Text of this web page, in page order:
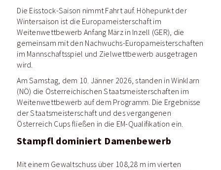
Die Eisstock-Saison nimmt Fahrt auf. Höhepunkt der
Wintersaison ist die Europameisterschaft im
Weitenwettbewerb Anfang März in Inzell (GER), die
gemeinsam mit den Nachwuchs-Europameisterschaften
im Mannschaftsspiel und Zielwettbewerb ausgetragen
wird.
Am Samstag, dem 10. Jänner 2026, standen in Winklarn
(NÖ) die Österreichischen Staatsmeisterschaften im
Weitenwettbewerb auf dem Programm. Die Ergebnisse
der Staatsmeisterschaft und des vergangenen
Österreich Cups fließen in die EM-Qualifikation ein.
Stampfl dominiert Damenbewerb
Mit einem Gewaltschuss über 108,28 m im vierten